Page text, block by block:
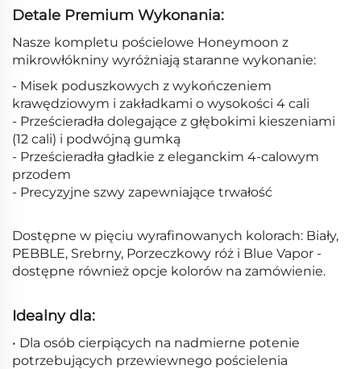
Detale Premium Wykonania:
Nasze kompletu pościelowe Honeymoon z
mikrowłókniny wyróżniają staranne wykonanie:
- Misek poduszkowych z wykończeniem
krawędziowym i zakładkami o wysokości 4 cali
- Prześcieradła dolegające z głębokimi kieszeniami
(12 cali) i podwójną gumką
- Prześcieradła gładkie z eleganckim 4-calowym
przodem
- Precyzyjne szwy zapewniające trwałość
Dostępne w pięciu wyrafinowanych kolorach: Biały,
PEBBLE, Srebrny, Porzeczkowy róż i Blue Vapor -
dostępne również opcje kolorów na zamówienie.
Idealny dla:
• Dla osób cierpiących na nadmierne potenie
potrzebujących przewiewnego pościelenia